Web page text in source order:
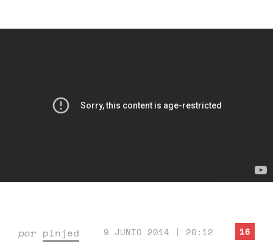
por pinjed 9 JUNIO 2014 | 20:12 16